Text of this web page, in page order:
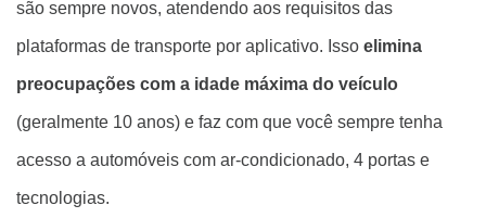
são sempre novos, atendendo aos requisitos das
plataformas de transporte por aplicativo. Isso elimina
preocupações com a idade máxima do veículo
(geralmente 10 anos) e faz com que você sempre tenha
acesso a automóveis com ar-condicionado, 4 portas e
tecnologias.